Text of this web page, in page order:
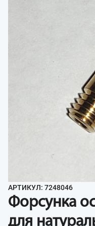
АРТИКУЛ: 7248046
Форсунка
для